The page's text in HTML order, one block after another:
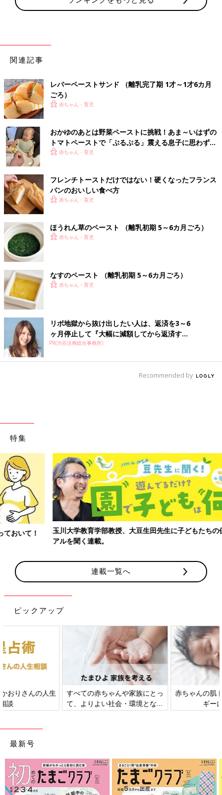
関連記事
レバーペーストサンド （離乳完了期 1才～1才6カ月
ごろ）
赤ちゃん・育児
おかゆのあとは野菜ペーストに挑戦！あま～いはずの
トマトペーストで「ぷるぷる」震える息子に思わず爆
笑【ぐっち夫婦の離乳食】
赤ちゃん・育児
フレンチトーストだけではない！硬くなったフランス
パンのおいしい食べ方
赤ちゃん・育児
ほうれん草のペースト （離乳初期 5～6カ月ごろ）
赤ちゃん・育児
なすのペースト （離乳初期 5～6カ月ごろ）
赤ちゃん・育児
リボ地獄から抜け出したい人は、返済を3～6
ヶ月停止して『大幅に減額してから返済す...
PR(渋谷法務総合事務所)
Recommended by
特集
玉川大学教育学部教授、大豆生田先生に子どもたちの保育園でのリ
アルを聞く連載。
連載一覧へ
ピックアップ
すべての赤ちゃんや家族にとっ
て、よりよい社会・環境となる
ことをめざしてさまざまな課題
赤ちゃんの肌トラブル、アレル
ギーについて
最新号